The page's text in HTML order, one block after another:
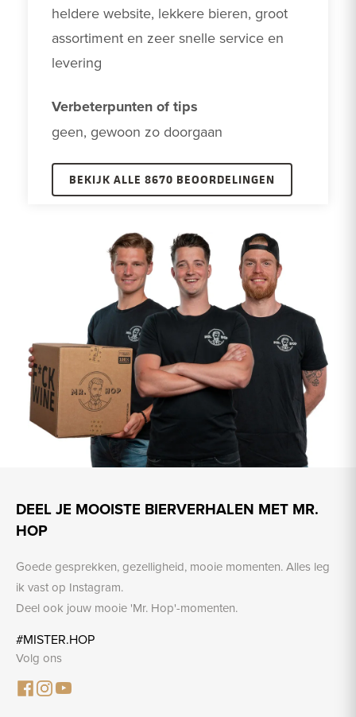
heldere website, lekkere bieren, groot
assortiment en zeer snelle service en
levering
Verbeterpunten of tips
geen, gewoon zo doorgaan
BEKIJK ALLE 8670 BEOORDELINGEN
DEEL JE MOOISTE BIERVERHALEN MET MR.
HOP
Goede gesprekken, gezelligheid, mooie momenten. Alles leg
ik vast op Instagram.
Deel ook jouw mooie 'Mr. Hop'-momenten.
#MISTER.HOP
Volg ons